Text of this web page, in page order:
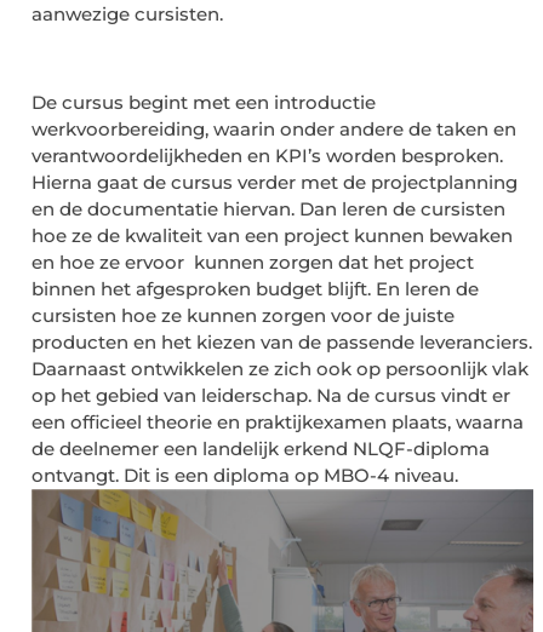
aanwezige cursisten.
De cursus begint met een introductie
werkvoorbereiding, waarin onder andere de taken en
verantwoordelijkheden en KPI’s worden besproken.
Hierna gaat de cursus verder met de projectplanning
en de documentatie hiervan. Dan leren de cursisten
hoe ze de kwaliteit van een project kunnen bewaken
en hoe ze ervoor kunnen zorgen dat het project
binnen het afgesproken budget blijft. En leren de
cursisten hoe ze kunnen zorgen voor de juiste
producten en het kiezen van de passende leveranciers.
Daarnaast ontwikkelen ze zich ook op persoonlijk vlak
op het gebied van leiderschap. Na de cursus vindt er
een officieel theorie en praktijkexamen plaats, waarna
de deelnemer een landelijk erkend NLQF-diploma
ontvangt. Dit is een diploma op MBO-4 niveau.